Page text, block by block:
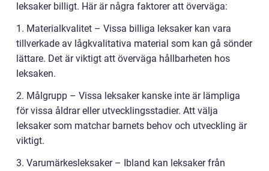
leksaker billigt. Här är några faktorer att överväga:
1. Materialkvalitet – Vissa billiga leksaker kan vara
tillverkade av lågkvalitativa material som kan gå sönder
lättare. Det är viktigt att överväga hållbarheten hos
leksaken.
2. Målgrupp – Vissa leksaker kanske inte är lämpliga
för vissa åldrar eller utvecklingsstadier. Att välja
leksaker som matchar barnets behov och utveckling är
viktigt.
3. Varumärkesleksaker – Ibland kan leksaker från